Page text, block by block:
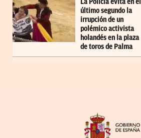
La Policía evita en el
último segundo la
irrupción de un
polémico activista
holandés en la plaza
de toros de Palma